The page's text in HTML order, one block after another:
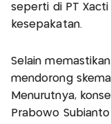
seperti di PT Xacti
kesepakatan.
Selain
mendorong
Menurutnya,
Prabowo